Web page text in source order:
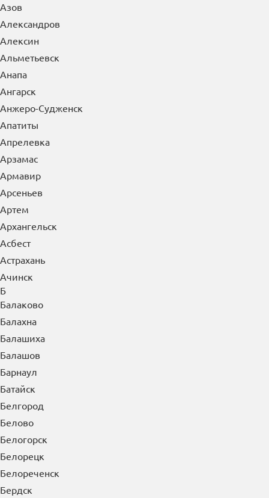
Азов
Александров
Алексин
Альметьевск
Анапа
Ангарск
Анжеро-Судженск
Апатиты
Апрелевка
Арзамас
Армавир
Арсеньев
Артем
Архангельск
Асбест
Астрахань
Ачинск
Б
Балаково
Балахна
Балашиха
Балашов
Барнаул
Батайск
Белгород
Белово
Белогорск
Белорецк
Белореченск
Бердск